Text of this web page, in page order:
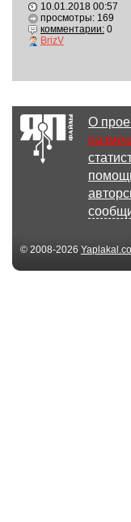
10.01.2018 00:57
просмотры: 169
комментарии:0
BrizV
О
© 2008-2026